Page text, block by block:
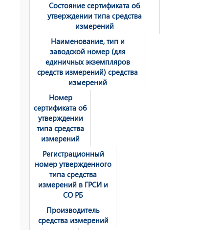
Состояние сертификата об
утверждении типа средства
измерений
Наименование, тип и
заводской номер (для
единичных экземпляров
средств измерений) средства
измерений
Номер
сертификата об
утверждении
типа средства
измерений
Регистрационный
номер утвержденного
типа средства
измерений в ГРСИ и
СО РБ
Производитель
средства измерений